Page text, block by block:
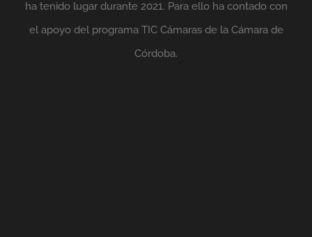
ha tenido lugar durante 2021. Para ello ha contado con
el apoyo del programa TIC Cámaras de la Cámara de
Córdoba.